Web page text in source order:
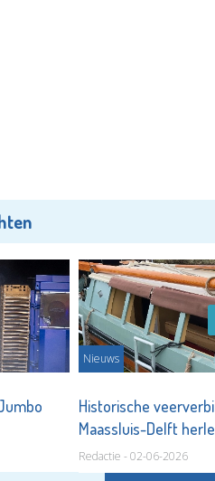
Nieuws
Historische
Maassluis-Delft
Redactie - 02-06-2026